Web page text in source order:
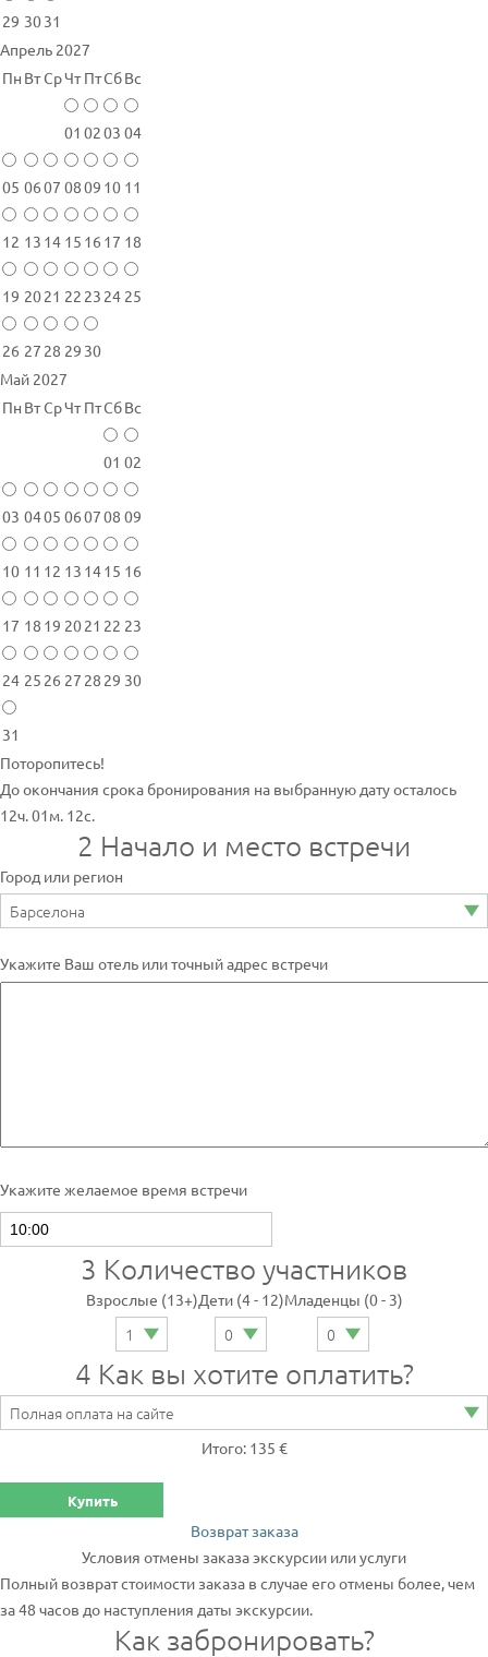
29 3031
Апрель 2027
Пн ВтСрЧт ПтСбВс
01 0203 04
05 0607 0809 10 11
12 13 14 15 16 17 18
19 2021 22 23 24 25
26 27 28 29 30
Май 2027
Пн ВтСрЧт ПтСбВс
01 02
03 0405 060708 09
10 11 12 13 1415 16
17 18 19 2021 22 23
24 25 26 27 28 29 30
31
Поторопитесь!
До окончания срока бронирования на выбранную дату осталось
12ч. 01м. 12с.
2 Начало и место встречи
Город или регион
Укажите Ваш отель или точный адрес встречи
Укажите желаемое время встречи
3 Количество участников
Взрослые (13+)Дети (4 - 12)Младенцы (0 - 3)
4 Как вы хотите оплатить?
Итого: 135 €
Купить
Возврат заказа
Условия отмены заказа экскурсии или услуги
Полный возврат стоимости заказа в случае его отмены более, чем
за 48 часов до наступления даты экскурсии.
Как забронировать?